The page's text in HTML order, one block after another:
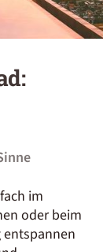
im
oder beim